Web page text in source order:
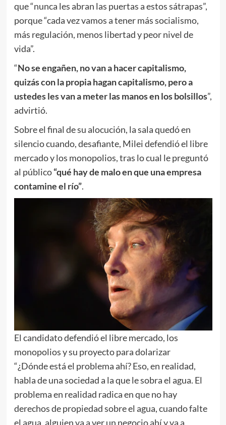
que “nunca les abran las puertas a estos sátrapas”,
porque “cada vez vamos a tener más socialismo,
más regulación, menos libertad y peor nivel de
vida”.
“No se engañen, no van a hacer capitalismo,
quizás con la propia hagan capitalismo, pero a
ustedes les van a meter las manos en los bolsillos”,
advirtió.
Sobre el final de su alocución, la sala quedó en
silencio cuando, desafiante, Milei defendió el libre
mercado y los monopolios, tras lo cual le preguntó
al público“qué hay de malo en que una empresa
contamine el río”.
El candidato defendió el libre mercado, los
monopolios y su proyecto para dolarizar
“¿Dónde está el problema ahí? Eso, en realidad,
habla de una sociedad a la que le sobra el agua. El
problema en realidad radica en que no hay
derechos de propiedad sobre el agua, cuando falte
el agua, alguien va a ver un negocio ahí y va a